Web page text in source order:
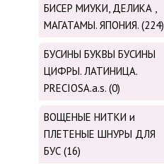
БИСЕР МИУКИ, ДЕЛИКА ,
МАГАТАМЫ. ЯПОНИЯ. (224)
БУСИНЫ БУКВЫ БУСИНЫ
ЦИФРЫ. ЛАТИНИЦА.
PRECIOSA.a.s. (0)
ВОЩЕНЫЕ НИТКИ и
ПЛЕТЕНЫЕ ШНУРЫ ДЛЯ
БУС (16)